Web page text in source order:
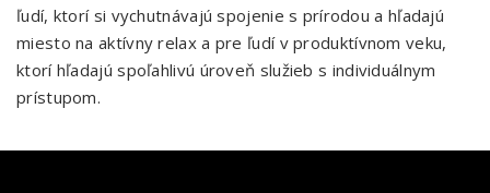
ľudí, ktorí si vychutnávajú spojenie s prírodou a hľadajú
miesto na aktívny relax a pre ľudí v produktívnom veku,
ktorí hľadajú spoľahlivú úroveň služieb s individuálnym
prístupom.